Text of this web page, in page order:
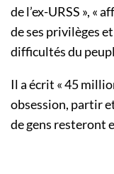
de l’ex-URSS », «
de ses privilèges
difficultés du
Il a écrit « 45
obsession, partir
de gens resteront